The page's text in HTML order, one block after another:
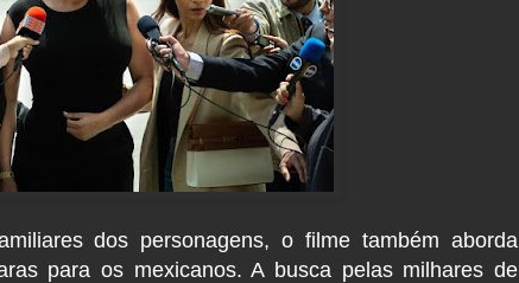
dos personagens, o filme também aborda
para os mexicanos. A busca pelas milhares de